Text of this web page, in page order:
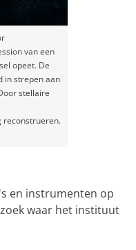
van een
opeet. De
in strepen aan
stellaire
reconstrueren.
en instrumenten op
waar het instituut